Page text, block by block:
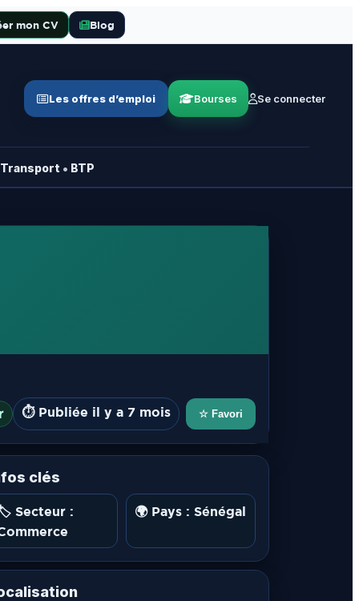
mon CV Blog
Les offres d’emploi Bourses Se connecter
Transport • BTP
⏱️ Publiée il y a 7 mois ☆ Favori
clés
Secteur :
🌍 Pays : Sénégal